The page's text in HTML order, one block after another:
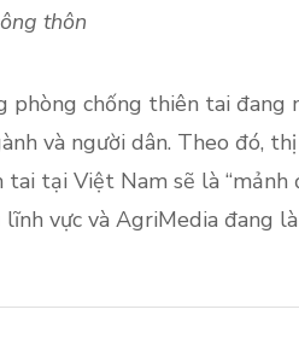
thôn
chống thiên tai đang
và người dân. Theo đó,
tại Việt Nam sẽ là “mảnh
vực và AgriMedia đang